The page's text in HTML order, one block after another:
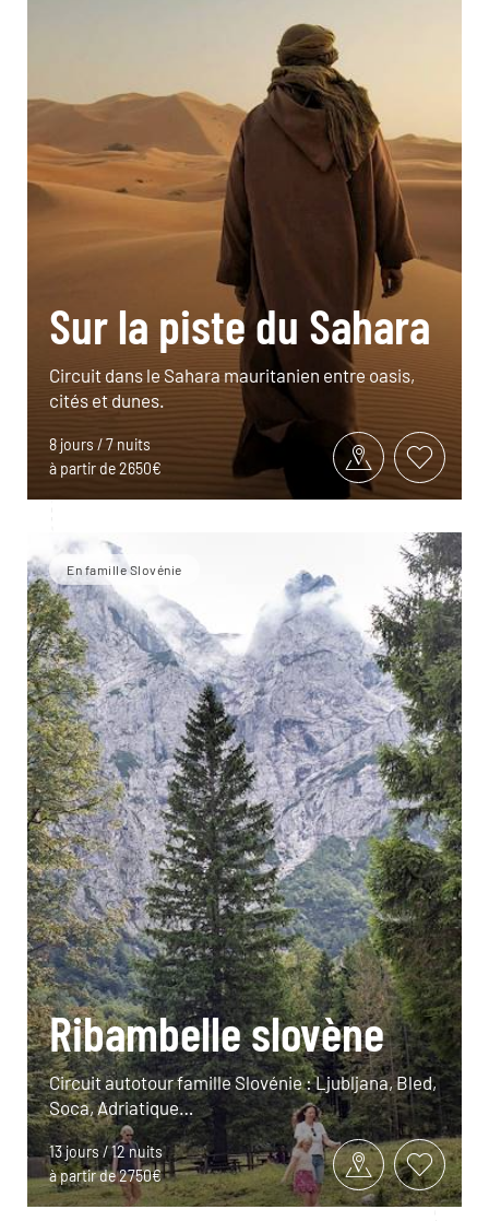
Sur la piste du Sahara
Circuit dans le Sahara mauritanien entre oasis,
cités et dunes.
8 jours / 7 nuits
à partir de 2650€
En famille Slovénie
Ribambelle slovène
Circuit autotour famille Slovénie : Ljubljana, Bled,
Soca, Adriatique…
13 jours / 12 nuits
à partir de 2750€